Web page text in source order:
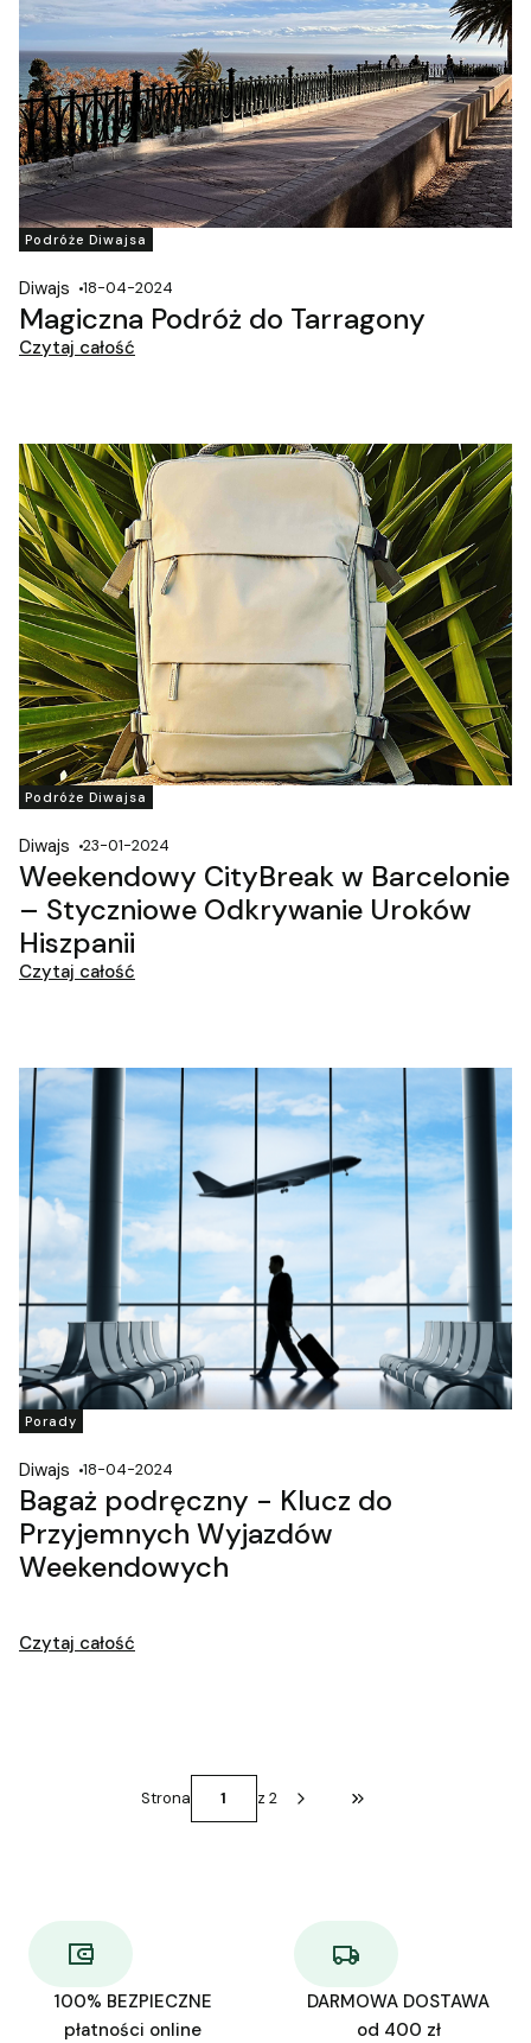
Podróże Diwajsa
Diwajs 18-04-2024
Magiczna Podróż do Tarragony
Czytaj całość
Podróże Diwajsa
Diwajs 23-01-2024
Weekendowy CityBreak w Barcelonie
– Styczniowe Odkrywanie Uroków
Hiszpanii
Czytaj całość
Porady
Diwajs 18-04-2024
Bagaż podręczny - Klucz do
Przyjemnych Wyjazdów
Weekendowych
Czytaj całość
Strona z 2 Przejdź do ostatniej
100% BEZPIECZNE
płatności online
DARMOWA DOSTAWA
od 400 zł